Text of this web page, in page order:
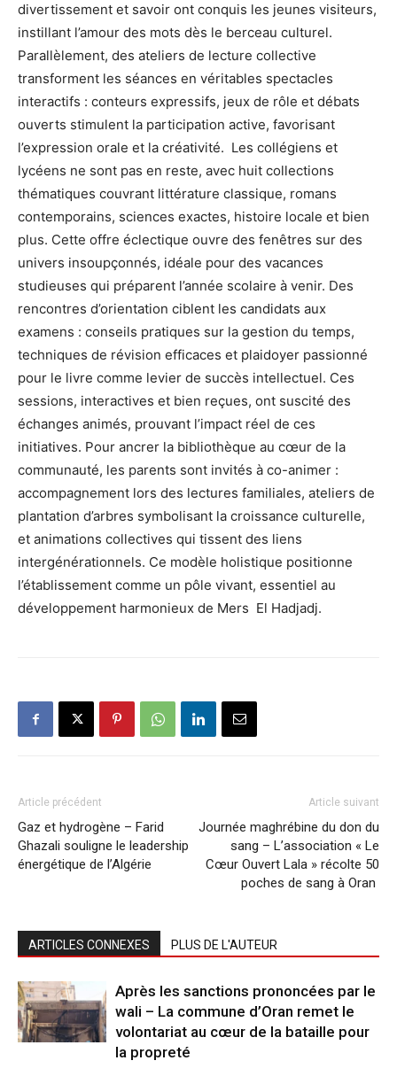
divertissement et savoir ont conquis les jeunes visiteurs,
instillant l’amour des mots dès le berceau culturel.
Parallèlement, des ateliers de lecture collective
transforment les séances en véritables spectacles
interactifs : conteurs expressifs, jeux de rôle et débats
ouverts stimulent la participation active, favorisant
l’expression orale et la créativité. Les collégiens et
lycéens ne sont pas en reste, avec huit collections
thématiques couvrant littérature classique, romans
contemporains, sciences exactes, histoire locale et bien
plus. Cette offre éclectique ouvre des fenêtres sur des
univers insoupçonnés, idéale pour des vacances
studieuses qui préparent l’année scolaire à venir. Des
rencontres d’orientation ciblent les candidats aux
examens : conseils pratiques sur la gestion du temps,
techniques de révision efficaces et plaidoyer passionné
pour le livre comme levier de succès intellectuel. Ces
sessions, interactives et bien reçues, ont suscité des
échanges animés, prouvant l’impact réel de ces
initiatives. Pour ancrer la bibliothèque au cœur de la
communauté, les parents sont invités à co-animer :
accompagnement lors des lectures familiales, ateliers de
plantation d’arbres symbolisant la croissance culturelle,
et animations collectives qui tissent des liens
intergénérationnels. Ce modèle holistique positionne
l’établissement comme un pôle vivant, essentiel au
développement harmonieux de Mers El Hadjadj.
Article précédent
Gaz et hydrogène – Farid
Ghazali souligne le leadership
énergétique de l’Algérie
Article suivant
Journée maghrébine du don du
sang – L’association « Le
Cœur Ouvert Lala » récolte 50
poches de sang à Oran
ARTICLES CONNEXES PLUS DE L'AUTEUR
Après les sanctions prononcées par le
wali – La commune d’Oran remet le
volontariat au cœur de la bataille pour
la propreté